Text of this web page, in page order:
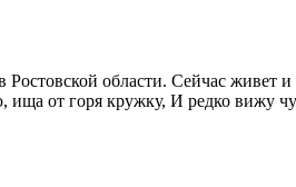
области. Сейчас
от горя кружку, И редко